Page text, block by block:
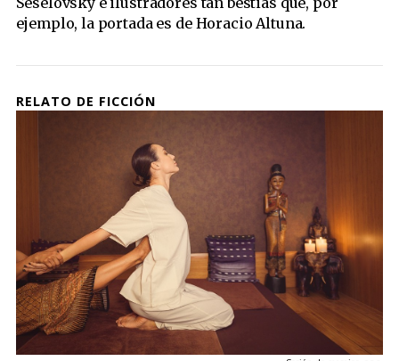
ejemplo, la portada es de Horacio Altuna.
RELATO DE FICCIÓN